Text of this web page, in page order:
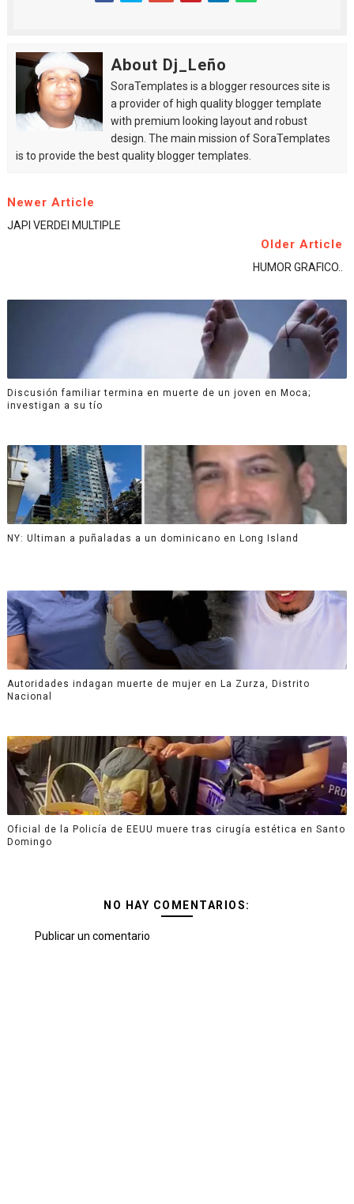
About Dj_Leño
SoraTemplates is a blogger resources site is
a provider of high quality blogger template
with premium looking layout and robust
design. The main mission of SoraTemplates
is to provide the best quality blogger templates.
Newer Article
JAPI VERDEI MULTIPLE
Older Article
HUMOR GRAFICO..
Discusión familiar termina en muerte de un joven en Moca;
investigan a su tío
NY: Ultiman a puñaladas a un dominicano en Long Island
Autoridades indagan muerte de mujer en La Zurza, Distrito
Nacional
Oficial de la Policía de EEUU muere tras cirugía estética en Santo
Domingo
NO HAY COMENTARIOS:
Publicar un comentario